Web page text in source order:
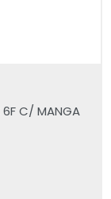
6F C/ MANGA